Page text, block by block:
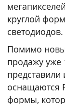
круглой
светодиодов.
Помимо
продажу уже
оснащаются
формы,